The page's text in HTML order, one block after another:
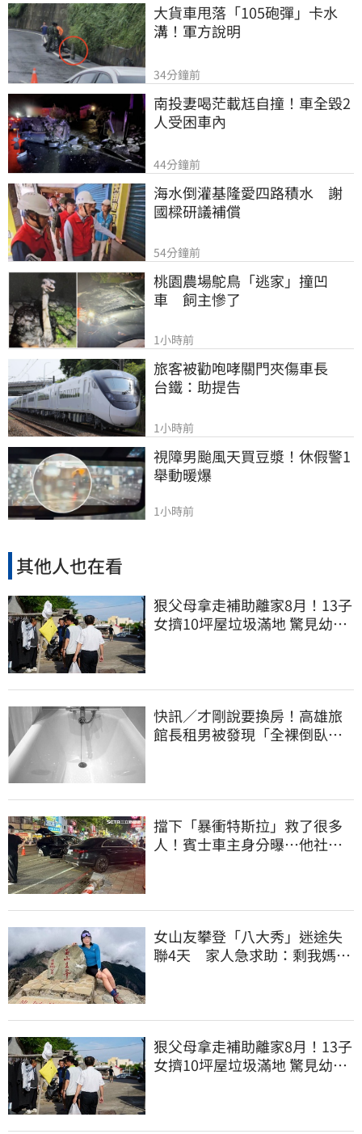
大貨車甩落「105砲彈」卡水
溝！軍方說明
34分鐘前
南投妻喝茫載尪自撞！車全毀2
人受困車內
44分鐘前
海水倒灌基隆愛四路積水　謝
國樑研議補償
54分鐘前
桃園農場鴕鳥「逃家」撞凹
車　飼主慘了
1小時前
旅客被勸咆哮關門夾傷車長
台鐵：助提告
1小時前
視障男颱風天買豆漿！休假警1
舉動暖爆
1小時前
其他人也在看
狠父母拿走補助離家8月！13子
女擠10坪屋垃圾滿地 驚見幼童
快訊／才剛說要換房！高雄旅
館長租男被發現「全裸倒臥浴
擋下「暴衝特斯拉」救了很多
人！賓士車主身分曝…他社群
女山友攀登「八大秀」迷途失
聯4天 家人急求助：剩我媽還
狠父母拿走補助離家8月！13子
女擠10坪屋垃圾滿地 驚見幼童